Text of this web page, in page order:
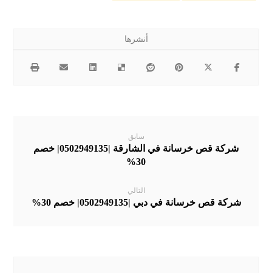
سابق
شركة قص خرسانة في الشارقة |0502949135| خصم
30%
التالي
شركة قص خرسانة في دبي |0502949135| خصم 30%